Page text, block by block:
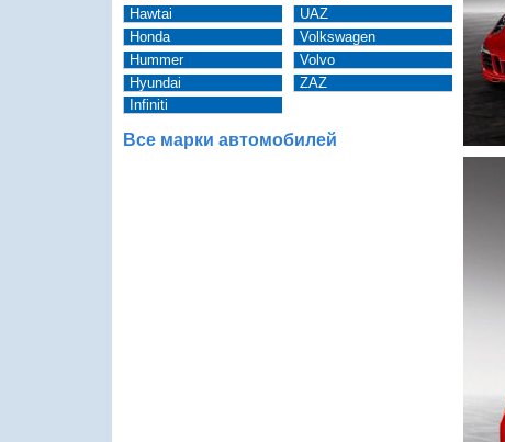
Hawtai
Honda
Hummer
Hyundai
Infiniti
UAZ
Volkswagen
Volvo
ZAZ
Все марки автомобилей